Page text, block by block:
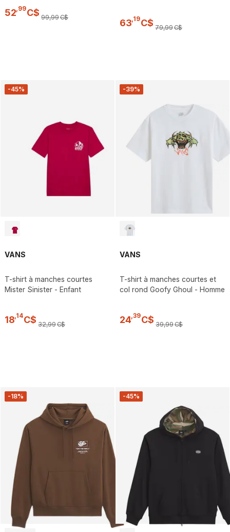
52 99C$ 99,99C$
63 19C$ 79,99C$
-45%
VANS
T-shirt à manches courtes
Mister Sinister - Enfant
18,14C$ 32,99C$
-39%
VANS
T-shirt à manches courtes et
col rond Goofy Ghoul - Homme
24,39C$ 39,99C$
-18% -45%